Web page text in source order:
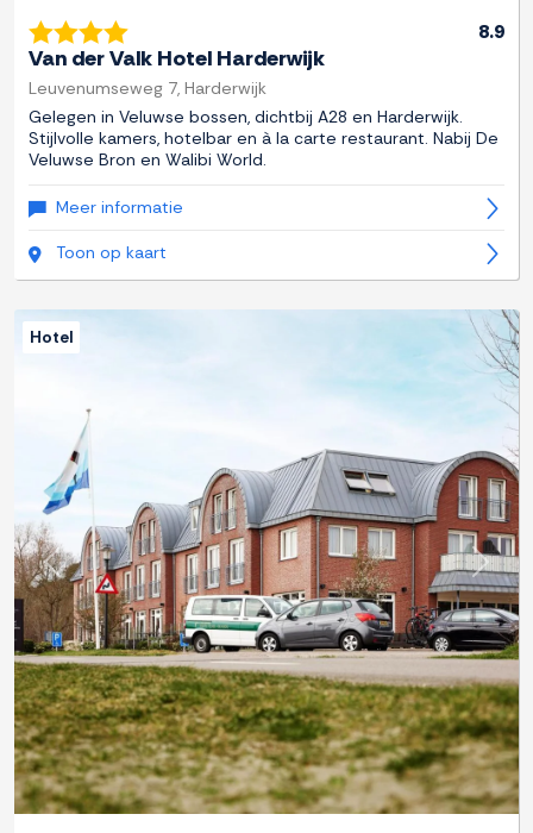
8.9
Van der Valk Hotel Harderwijk
Leuvenumseweg 7, Harderwijk
Gelegen in Veluwse bossen, dichtbij A28 en Harderwijk.
Stijlvolle kamers, hotelbar en à la carte restaurant. Nabij De
Veluwse Bron en Walibi World.
Meer informatie
Toon op kaart
Previous Next
Hotel